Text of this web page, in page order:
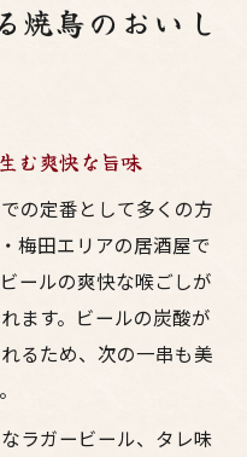
焼鳥のおいし
む爽快な旨味
の定番として多くの方
梅田エリアの居酒屋で
ールの爽快な喉ごしが
ます。ビールの炭酸が
るため、次の一串も美
ラガービール、タレ味